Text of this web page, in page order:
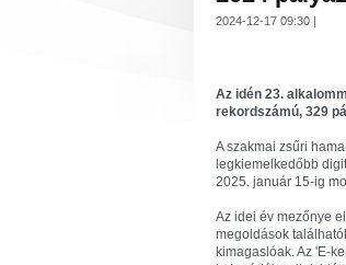
2024-12-17 09:30 |
Az idén 23.
rekordszámú, 329
A szakmai zsűri
legkiemelkedőbb
2025. január 15-ig
Az idei év mezőnye
megoldások
kimagaslóak. Az 'E-